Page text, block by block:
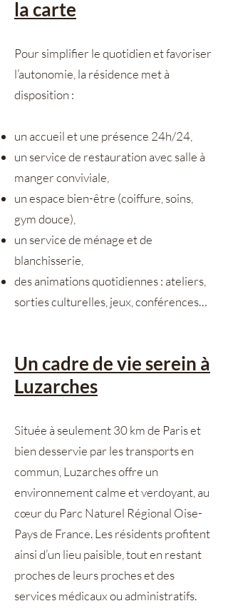
la carte
Pour simplifier le quotidien et favoriser
l’autonomie, la résidence met à
disposition :
un accueil et une présence 24h/24,
un service de restauration avec salle à
manger conviviale,
un espace bien-être (coiffure, soins,
gym douce),
un service de ménage et de
blanchisserie,
des animations quotidiennes : ateliers,
sorties culturelles, jeux, conférences…
Un cadre de vie serein à
Luzarches
Située à seulement 30 km de Paris et
bien desservie par les transports en
commun, Luzarches offre un
environnement calme et verdoyant, au
cœur du Parc Naturel Régional Oise-
Pays de France. Les résidents profitent
ainsi d’un lieu paisible, tout en restant
proches de leurs proches et des
services médicaux ou administratifs.